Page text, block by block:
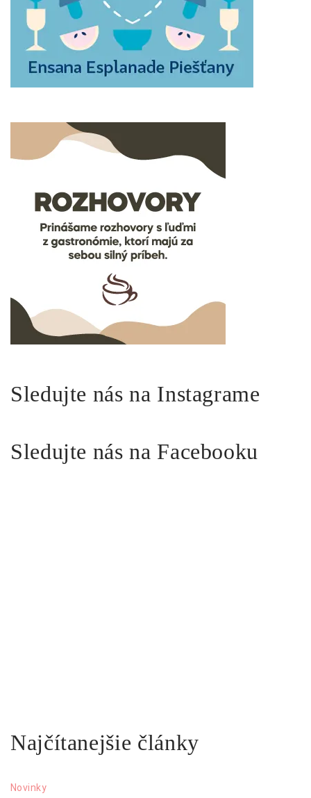
Sledujte nás na Instagrame
Sledujte nás na Facebooku
Najčítanejšie články
Novinky